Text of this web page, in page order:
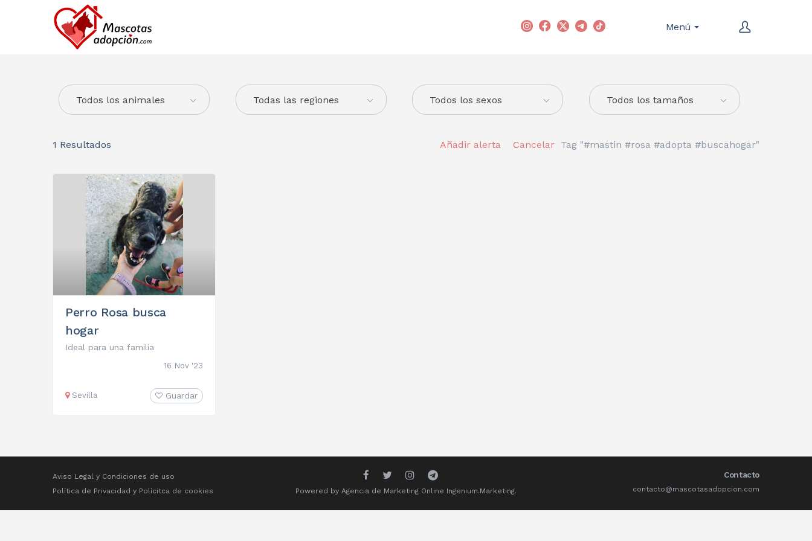
Menú
Todas las regiones
Todos los animales Todos los sexos Todos los tamaños
1 Resultados Tag "#mastin #rosa #adopta #buscahogar"
Cancelar
Añadir alerta
Perro Rosa busca
hogar
Ideal para una familia
16 Nov '23
Sevilla Guardar
Aviso Legal y Condiciones de uso
Política de Privacidad y Polícitca de cookies Powered by Agencia de Marketing Online Ingenium.Marketing.
Contacto
contacto@mascotasadopcion.com